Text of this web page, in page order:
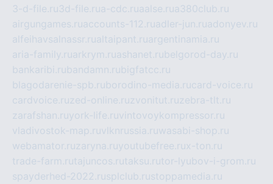
3-d-file.ru3d-file.rua-cdc.ruaalse.rua380club.ru
airgungames.ruaccounts-112.ruadler-jun.ruadonyev.ru
alfeihavsalnassr.rualtaipant.ruargentinamia.ru
aria-family.ruarkrym.ruashanet.rubelgorod-day.ru
bankaribi.rubandamn.rubigfatcc.ru
blagodarenie-spb.ruborodino-media.rucard-voice.ru
cardvoice.ruzed-online.ruzvonitut.ruzebra-tlt.ru
zarafshan.ruyork-life.ruvintovoykompressor.ru
vladivostok-map.ruvlknrussia.ruwasabi-shop.ru
webamator.ruzaryna.ruyoutubefree.rux-ton.ru
trade-farm.rutajuncos.rutaksu.rutor-lyubov-i-grom.ru
spayderhed-2022.rusplclub.rustoppamedia.ru